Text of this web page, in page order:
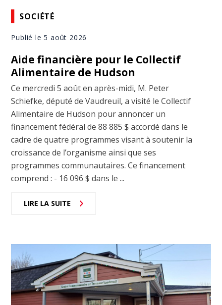
SOCIÉTÉ
Publié le 5 août 2026
Aide financière pour le Collectif
Alimentaire de Hudson
Ce mercredi 5 août en après-midi, M. Peter
Schiefke, député de Vaudreuil, a visité le Collectif
Alimentaire de Hudson pour annoncer un
financement fédéral de 88 885 $ accordé dans le
cadre de quatre programmes visant à soutenir la
croissance de l’organisme ainsi que ses
programmes communautaires. Ce financement
comprend : - 16 096 $ dans le ...
LIRE LA SUITE